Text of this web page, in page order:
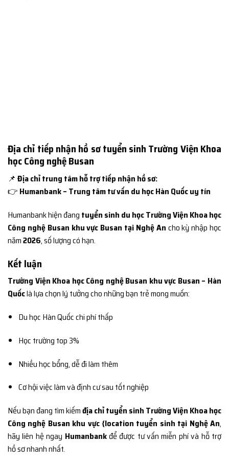
Địa chỉ tiếp nhận hồ sơ tuyển sinh Trường Viện Khoa
học Công nghệ Busan
📌 Địa chỉ trung tâm hỗ trợ tiếp nhận hồ sơ:
👉 Humanbank – Trung tâm tư vấn du học Hàn Quốc uy tín
Humanbank hiện đang tuyển sinh du học Trường Viện Khoa học
Công nghệ Busan khu vực Busan tại Nghệ An cho kỳ nhập học
năm2026, số lượng có hạn.
Kết luận
Trường Viện Khoa học Công nghệ Busan khu vực Busan – Hàn
Quốclà lựa chọn lý tưởng cho những bạn trẻ mong muốn:
Du học Hàn Quốc chi phí thấp
Học trường top 3%
Nhiều học bổng, dễ đi làm thêm
Cơ hội việc làm và định cư sau tốt nghiệp
Nếu bạn đang tìm kiếmđịa chỉ tuyển sinh Trường Viện Khoa học
Công nghệ Busan khu vực {location tuyển sinh tại Nghệ An,
hãy liên hệ ngay Humanbankđể được tư vấn miễn phí và hỗ trợ
hồ sơ nhanh nhất.